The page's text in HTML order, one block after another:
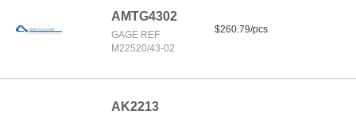
AMTG4302
GAGE REF
M22520/43-02
$260.79/pcs
AK2213